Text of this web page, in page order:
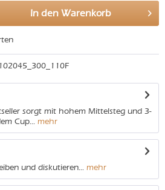
In den Warenkorb
102045_300_110F
sorgt mit hohem Mittelsteg und 3-
Cup... mehr
und diskutieren... mehr